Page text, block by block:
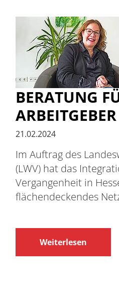
BERATUNG
ARBEITGEBER
21.02.2024
Im Auftrag des
(LWV) hat das
Vergangenheit in
flächendeckendes
Weiterlesen